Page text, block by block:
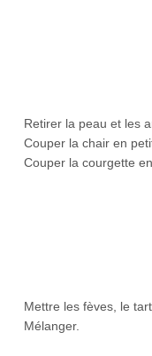
Retirer la peau et les
Couper la chair en
Couper la courgette
Mettre les fèves, le
Mélanger.